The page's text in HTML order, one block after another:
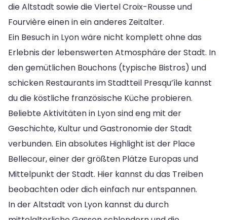
die Altstadt sowie die Viertel Croix-Rousse und
Fourvière einen in ein anderes Zeitalter.
Ein Besuch in Lyon wäre nicht komplett ohne das
Erlebnis der lebenswerten Atmosphäre der Stadt. In
den gemütlichen Bouchons (typische Bistros) und
schicken Restaurants im Stadtteil Presqu’île kannst
du die köstliche französische Küche probieren.
Beliebte Aktivitäten in Lyon sind eng mit der
Geschichte, Kultur und Gastronomie der Stadt
verbunden. Ein absolutes Highlight ist der Place
Bellecour, einer der größten Plätze Europas und
Mittelpunkt der Stadt. Hier kannst du das Treiben
beobachten oder dich einfach nur entspannen.
In der Altstadt von Lyon kannst du durch